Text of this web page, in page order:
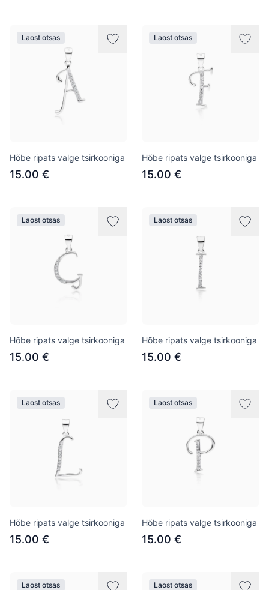
Laost otsas
Hõbe ripats valge tsirkooniga
15.00 €
Laost otsas
Hõbe ripats valge tsirkooniga
15.00 €
Laost otsas
Hõbe ripats valge tsirkooniga
15.00 €
Laost otsas
Hõbe ripats valge tsirkooniga
15.00 €
Laost otsas
Hõbe ripats valge tsirkooniga
15.00 €
Laost otsas
Hõbe ripats valge tsirkooniga
15.00 €
Laost otsas Laost otsas